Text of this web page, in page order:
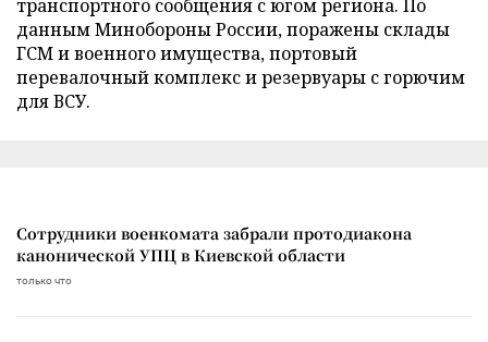
транспортного сообщения с югом региона. По
данным Минобороны России, поражены склады
ГСМ и военного имущества, портовый
перевалочный комплекс и резервуары с горючим
для ВСУ.
Сотрудники военкомата забрали протодиакона
канонической УПЦ в Киевской области
только что